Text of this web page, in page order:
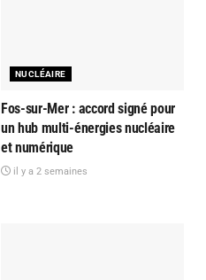
NUCLÉAIRE
Fos-sur-Mer : accord signé pour
un hub multi-énergies nucléaire
et numérique
il y a 2 semaines